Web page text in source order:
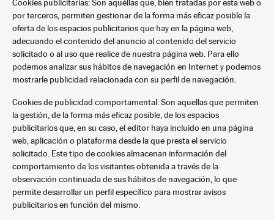
Cookies publicitarias: Son aquéllas que, bien tratadas por esta web o
por terceros, permiten gestionar de la forma más eficaz posible la
oferta de los espacios publicitarios que hay en la página web,
adecuando el contenido del anuncio al contenido del servicio
solicitado o al uso que realice de nuestra página web. Para ello
podemos analizar sus hábitos de navegación en Internet y podemos
mostrarle publicidad relacionada con su perfil de navegación.
Cookies de publicidad comportamental: Son aquellas que permiten
la gestión, de la forma más eficaz posible, de los espacios
publicitarios que, en su caso, el editor haya incluido en una página
web, aplicación o plataforma desde la que presta el servicio
solicitado. Este tipo de cookies almacenan información del
comportamiento de los visitantes obtenida a través de la
observación continuada de sus hábitos de navegación, lo que
permite desarrollar un perfil específico para mostrar avisos
publicitarios en función del mismo.